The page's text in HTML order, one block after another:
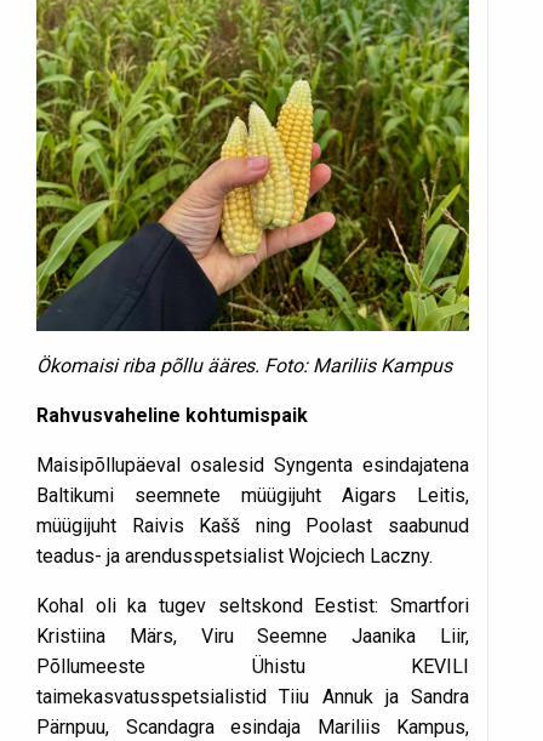
Ökomaisi riba põllu ääres. Foto: Mariliis Kampus
Rahvusvaheline kohtumispaik
Maisipõllupäeval osalesid Syngenta esindajatena
Baltikumi seemnete müügijuht Aigars Leitis,
müügijuht Raivis Kašš ning Poolast saabunud
teadus- ja arendusspetsialist Wojciech Laczny.
Kohal oli ka tugev seltskond Eestist: Smartfori
Kristiina Märs, Viru Seemne Jaanika Liir,
Põllumeeste Ühistu KEVILI
taimekasvatusspetsialistid Tiiu Annuk ja Sandra
Pärnpuu, Scandagra esindaja Mariliis Kampus,